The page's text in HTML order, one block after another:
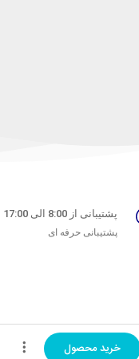
خرید محصول
پشتیبانی از 8:00 الی 17:00
پشتیبانی حرفه ای
متداول